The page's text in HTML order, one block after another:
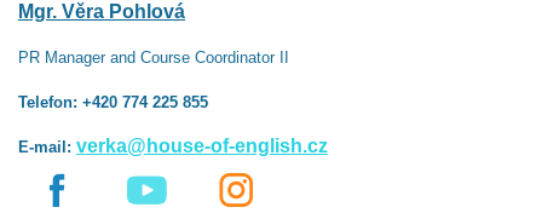
Mgr. Věra Pohlová
PR Manager and Course Coordinator II
Telefon: +420 774 225 855
E-mail: verka@house-of-english.cz